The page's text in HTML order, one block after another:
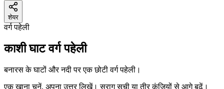
शेयर
वर्ग पहेली
काशी घाट वर्ग पहेली
बनारस के घाटों और नदी पर एक छोटी वर्ग पहेली।
एक खाना चुनें, अपना उत्तर लिखें। सुराग सूची या तीर कुंजियों से आगे बढ़ें।